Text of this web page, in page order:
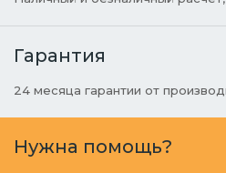
Гарантия
24 месяца гарантии от
Нужна помощь?